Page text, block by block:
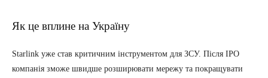
Як це вплине на Україну
Starlink уже став критичним інструментом для ЗСУ. Після IPO
компанія зможе швидше розширювати мережу та покращувати